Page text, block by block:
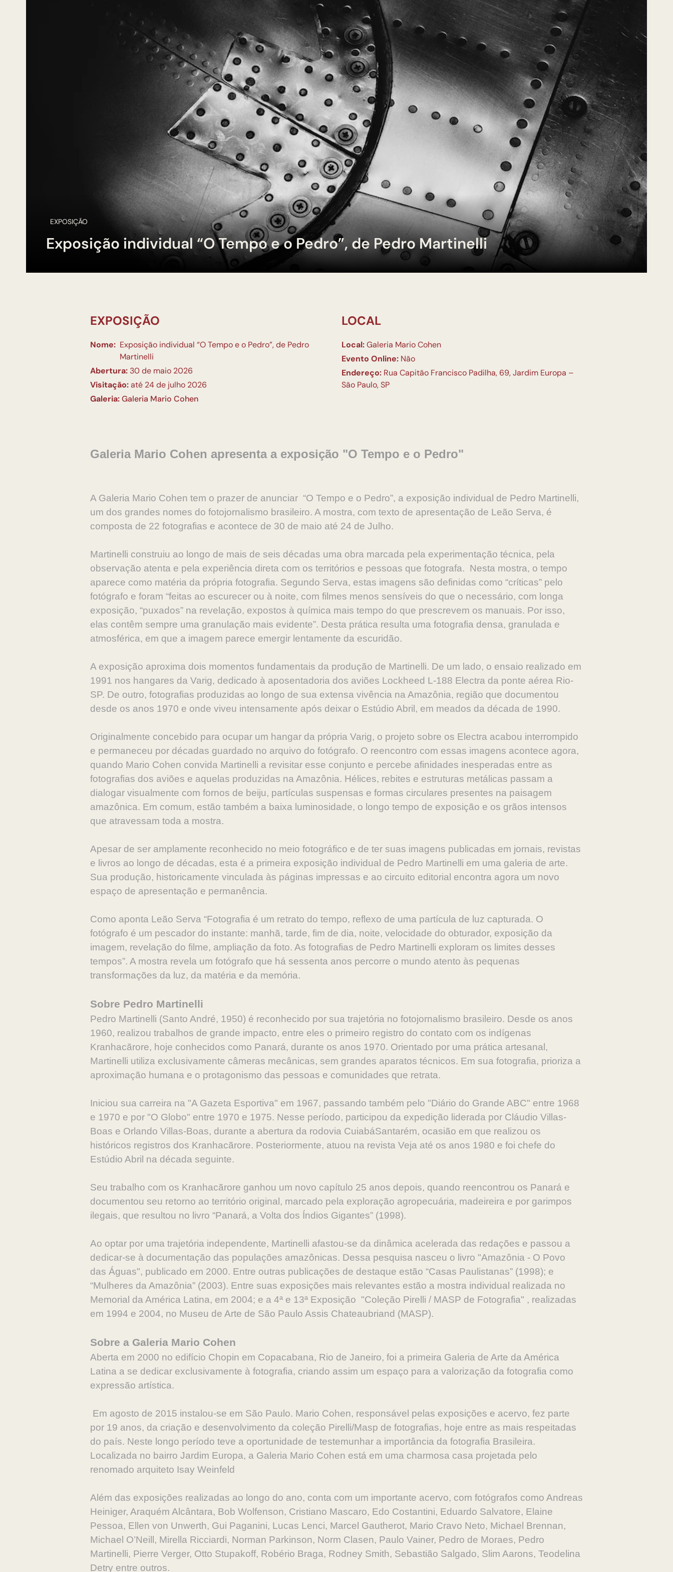
EXPOSIÇÃO
Exposição individual “O Tempo e o Pedro”, de Pedro Martinelli
EXPOSIÇÃO
Nome: Exposição individual “O Tempo e o Pedro”, de Pedro
Martinelli
Abertura: 30 de maio 2026
Visitação:até 24 de julho 2026
Galeria:Galeria Mario Cohen
LOCAL
Local:Galeria Mario Cohen
Evento Online: Não
Endereço: Rua Capitão Francisco Padilha, 69, Jardim Europa –
São Paulo, SP
Galeria Mario Cohen apresenta a exposição "O Tempo e o Pedro"
A Galeria Mario Cohen tem o prazer de anunciar “O Tempo e o Pedro”, a exposição individual de Pedro Martinelli,
um dos grandes nomes do fotojornalismo brasileiro. A mostra, com texto de apresentação de Leão Serva, é
composta de 22 fotografias e acontece de 30 de maio até 24 de Julho.
Martinelli construiu ao longo de mais de seis décadas uma obra marcada pela experimentação técnica, pela
observação atenta e pela experiência direta com os territórios e pessoas que fotografa. Nesta mostra, o tempo
aparece como matéria da própria fotografia. Segundo Serva, estas imagens são definidas como “críticas” pelo
fotógrafo e foram “feitas ao escurecer ou à noite, com filmes menos sensíveis do que o necessário, com longa
exposição, “puxados” na revelação, expostos à química mais tempo do que prescrevem os manuais. Por isso,
elas contêm sempre uma granulação mais evidente”. Desta prática resulta uma fotografia densa, granulada e
atmosférica, em que a imagem parece emergir lentamente da escuridão.
A exposição aproxima dois momentos fundamentais da produção de Martinelli. De um lado, o ensaio realizado em
1991 nos hangares da Varig, dedicado à aposentadoria dos aviões Lockheed L-188 Electra da ponte aérea Rio-
SP. De outro, fotografias produzidas ao longo de sua extensa vivência na Amazônia, região que documentou
desde os anos 1970 e onde viveu intensamente após deixar o Estúdio Abril, em meados da década de 1990.
Originalmente concebido para ocupar um hangar da própria Varig, o projeto sobre os Electra acabou interrompido
e permaneceu por décadas guardado no arquivo do fotógrafo. O reencontro com essas imagens acontece agora,
quando Mario Cohen convida Martinelli a revisitar esse conjunto e percebe afinidades inesperadas entre as
fotografias dos aviões e aquelas produzidas na Amazônia. Hélices, rebites e estruturas metálicas passam a
dialogar visualmente com fornos de beiju, partículas suspensas e formas circulares presentes na paisagem
amazônica. Em comum, estão também a baixa luminosidade, o longo tempo de exposição e os grãos intensos
que atravessam toda a mostra.
Apesar de ser amplamente reconhecido no meio fotográfico e de ter suas imagens publicadas em jornais, revistas
e livros ao longo de décadas, esta é a primeira exposição individual de Pedro Martinelli em uma galeria de arte.
Sua produção, historicamente vinculada às páginas impressas e ao circuito editorial encontra agora um novo
espaço de apresentação e permanência.
Como aponta Leão Serva “Fotografia é um retrato do tempo, reflexo de uma partícula de luz capturada. O
fotógrafo é um pescador do instante: manhã, tarde, fim de dia, noite, velocidade do obturador, exposição da
imagem, revelação do filme, ampliação da foto. As fotografias de Pedro Martinelli exploram os limites desses
tempos”. A mostra revela um fotógrafo que há sessenta anos percorre o mundo atento às pequenas
transformações da luz, da matéria e da memória.
Sobre Pedro Martinelli
Pedro Martinelli (Santo André, 1950) é reconhecido por sua trajetória no fotojornalismo brasileiro. Desde os anos
1960, realizou trabalhos de grande impacto, entre eles o primeiro registro do contato com os indígenas
Kranhacãrore, hoje conhecidos como Panará, durante os anos 1970. Orientado por uma prática artesanal,
Martinelli utiliza exclusivamente câmeras mecânicas, sem grandes aparatos técnicos. Em sua fotografia, prioriza a
aproximação humana e o protagonismo das pessoas e comunidades que retrata.
Iniciou sua carreira na "A Gazeta Esportiva" em 1967, passando também pelo "Diário do Grande ABC" entre 1968
e 1970 e por "O Globo" entre 1970 e 1975. Nesse período, participou da expedição liderada por Cláudio Villas-
Boas e Orlando Villas-Boas, durante a abertura da rodovia CuiabáSantarém, ocasião em que realizou os
históricos registros dos Kranhacãrore. Posteriormente, atuou na revista Veja até os anos 1980 e foi chefe do
Estúdio Abril na década seguinte.
Seu trabalho com os Kranhacãrore ganhou um novo capítulo 25 anos depois, quando reencontrou os Panará e
documentou seu retorno ao território original, marcado pela exploração agropecuária, madeireira e por garimpos
ilegais, que resultou no livro “Panará, a Volta dos Índios Gigantes” (1998).
Ao optar por uma trajetória independente, Martinelli afastou-se da dinâmica acelerada das redações e passou a
dedicar-se à documentação das populações amazônicas. Dessa pesquisa nasceu o livro "Amazônia - O Povo
das Águas", publicado em 2000. Entre outras publicações de destaque estão “Casas Paulistanas” (1998); e
“Mulheres da Amazônia” (2003). Entre suas exposições mais relevantes estão a mostra individual realizada no
Memorial da América Latina, em 2004; e a 4ª e 13ª Exposição "Coleção Pirelli / MASP de Fotografia" , realizadas
em 1994 e 2004, no Museu de Arte de São Paulo Assis Chateaubriand (MASP).
Sobre a Galeria Mario Cohen
Aberta em 2000 no edifício Chopin em Copacabana, Rio de Janeiro, foi a primeira Galeria de Arte da América
Latina a se dedicar exclusivamente à fotografia, criando assim um espaço para a valorização da fotografia como
expressão artística.
Em agosto de 2015 instalou-se em São Paulo. Mario Cohen, responsável pelas exposições e acervo, fez parte
por 19 anos, da criação e desenvolvimento da coleção Pirelli/Masp de fotografias, hoje entre as mais respeitadas
do país. Neste longo período teve a oportunidade de testemunhar a importância da fotografia Brasileira.
Localizada no bairro Jardim Europa, a Galeria Mario Cohen está em uma charmosa casa projetada pelo
renomado arquiteto Isay Weinfeld
Além das exposições realizadas ao longo do ano, conta com um importante acervo, com fotógrafos como Andreas
Heiniger, Araquém Alcântara, Bob Wolfenson, Cristiano Mascaro, Edo Costantini, Eduardo Salvatore, Elaine
Pessoa, Ellen von Unwerth, Gui Paganini, Lucas Lenci, Marcel Gautherot, Mario Cravo Neto, Michael Brennan,
Michael O’Neill, Mirella Ricciardi, Norman Parkinson, Norm Clasen, Paulo Vainer, Pedro de Moraes, Pedro
Martinelli, Pierre Verger, Otto Stupakoff, Robério Braga, Rodney Smith, Sebastião Salgado, Slim Aarons, Teodelina
Detry entre outros.